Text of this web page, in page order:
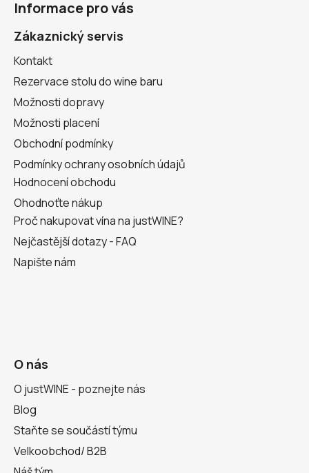
Informace pro vás
Zákaznický servis
Kontakt
Rezervace stolu do wine baru
Možnosti dopravy
Možnosti placení
Obchodní podmínky
Podmínky ochrany osobních údajů
Hodnocení obchodu
Ohodnoťte nákup
Proč nakupovat vína na justWINE?
Nejčastější dotazy - FAQ
Napište nám
O nás
O justWINE - poznejte nás
Blog
Staňte se součástí týmu
Velkoobchod/ B2B